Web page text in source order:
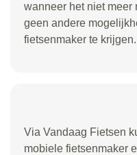
wanneer het niet meer
geen andere
fietsenmaker te krijgen.
Via Vandaag Fietsen
mobiele fietsenmaker